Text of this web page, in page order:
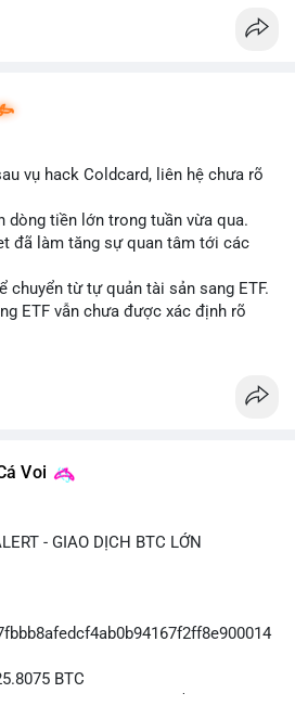
Ethereum trong việc xác định đủ
là tài sản pháp lý, thiết lập tiền
dân sự.
cấu thị trường crypto sớm, dù vẫn
Ethereum.
phần lương bằng BTC.
$sand $skr $dvt
vụ hack Coldcard, liên hệ chưa rõ
dòng tiền lớn trong tuần vừa qua.
đã làm tăng sự quan tâm tới các
chuyển từ tự quản tài sản sang ETF.
ETF vẫn chưa được xác định rõ
Voi
- GIAO DỊCH BTC LỚN
BTC